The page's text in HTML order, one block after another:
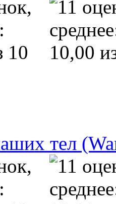
тел